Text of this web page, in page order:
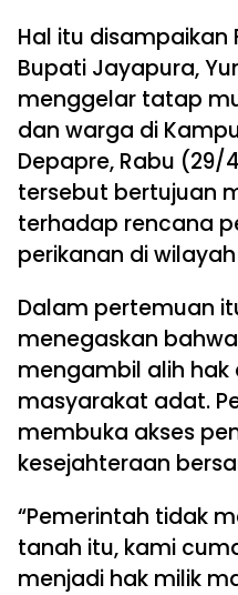
Hal itu disampaikan
Bupati Jayapura,
menggelar tatap
dan warga di
Depapre, Rabu
tersebut bertujuan
terhadap rencana
perikanan di
Dalam pertemuan
menegaskan
mengambil alih
masyarakat adat.
membuka akses
kesejahteraan
“Pemerintah tidak
tanah itu, kami
menjadi hak milik